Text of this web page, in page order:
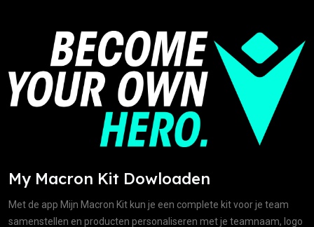
My Macron Kit Dowloaden
Met de app Mijn Macron Kit kun je een complete kit voor je team
samenstellen en producten personaliseren met je teamnaam, logo